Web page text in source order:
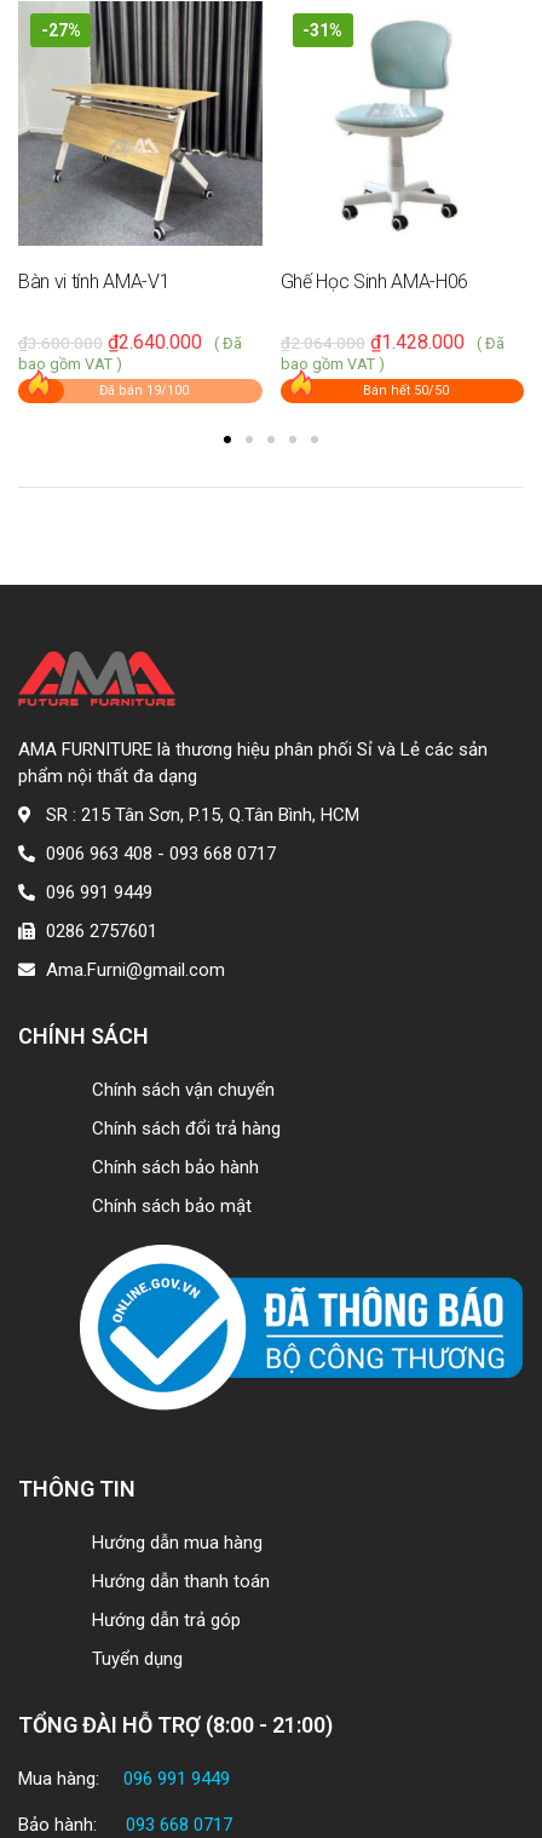
-27%
Bàn vi tính AMA-V1
3.600.000
₫ 2.640.000
₫
( Đã
bao gồm VAT )
Đã bán 19/100
-31%
Ghế Học Sinh AMA-H06
2.064.000
₫ 1.428.000
₫
( Đã
bao gồm VAT )
Bán hết 50/50
AMA FURNITURE là thương hiệu phân phối Sỉ và Lẻ các sản
phẩm nội thất đa dạng
SR : 215 Tân Sơn, P.15, Q.Tân Bình, HCM
0906 963 408 - 093 668 0717
096 991 9449
0286 2757601
Ama.Furni@gmail.com
CHÍNH SÁCH
Chính sách vận chuyển
Chính sách đổi trả hàng
Chính sách bảo hành
Chính sách bảo mật
THÔNG TIN
Hướng dẫn mua hàng
Hướng dẫn thanh toán
Hướng dẫn trả góp
Tuyển dụng
TỔNG ĐÀI HỖ TRỢ (8:00 - 21:00)
Mua hàng: 096 991 9449
Bảo hành: 093 668 0717